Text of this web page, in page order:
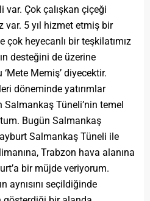
var. Çok çalışkan çiçeği
var. 5 yıl hizmet etmiş bir
çok heyecanlı bir teşkilatımız
desteğini de üzerine
Memiş’ diyecektir.
döneminde yatırımlar
Tüneli’nin temel
Bugün Salmankaş
Salmankaş Tüneli ile
Trabzon hava alanına
bir müjde veriyorum.
aynısını seçildiğinde